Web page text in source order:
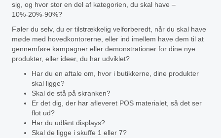
sig, og hvor stor en del af kategorien, du skal have –
10%-20%-90%?
Føler du selv, du er tilstrækkelig velforberedt, når du skal have
møde med hovedkontorerne, eller ind imellem have dem til at
gennemføre kampagner eller demonstrationer for dine nye
produkter, eller ideer, du har udviklet?
Har du en aftale om, hvor i butikkerne, dine produkter
skal ligge?
Skal de stå på skranken?
Er det dig, der har afleveret POS materialet, så det ser
flot ud?
Har du udlånt displays?
Skal de ligge i skuffe 1 eller 7?